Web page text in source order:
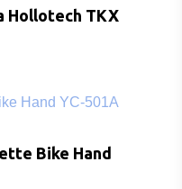
Hollotech TKX
Bike Hand